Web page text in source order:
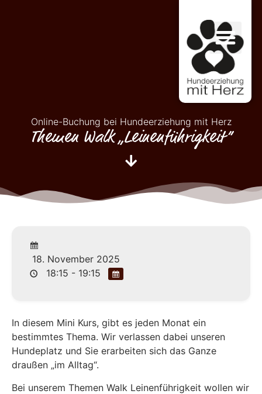
Online-Buchung bei Hundeerziehung mit Herz
Themen Walk „Leinenführigkeit“
18. November 2025
18:15 - 19:15
In diesem Mini Kurs, gibt es jeden Monat ein
bestimmtes Thema. Wir verlassen dabei unseren
Hundeplatz und Sie erarbeiten sich das Ganze
draußen „im Alltag“.
Bei unserem Themen Walk Leinenführigkeit wollen wir